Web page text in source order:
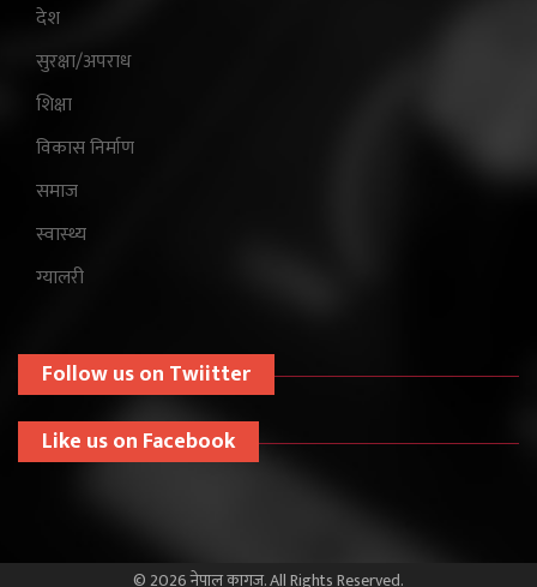
देश
सुरक्षा/अपराध
शिक्षा
विकास निर्माण
समाज
स्वास्थ्य
ग्यालरी
Follow us on Twiitter
Like us on Facebook
© 2026 नेपाल कागज. All Rights Reserved.